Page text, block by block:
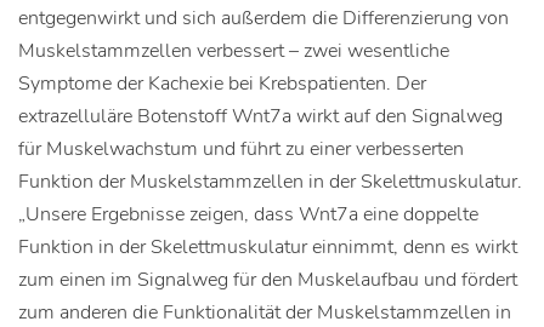
entgegenwirkt und sich außerdem die Differenzierung von
Muskelstammzellen verbessert – zwei wesentliche
Symptome der Kachexie bei Krebspatienten. Der
extrazelluläre Botenstoff Wnt7a wirkt auf den Signalweg
für Muskelwachstum und führt zu einer verbesserten
Funktion der Muskelstammzellen in der Skelettmuskulatur.
„Unsere Ergebnisse zeigen, dass Wnt7a eine doppelte
Funktion in der Skelettmuskulatur einnimmt, denn es wirkt
zum einen im Signalweg für den Muskelaufbau und fördert
zum anderen die Funktionalität der Muskelstammzellen in